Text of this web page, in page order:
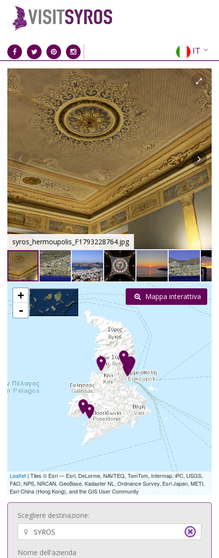
IT
EN
EL
FR
DE
ES
RU
CN
syros_hermoupolis_F1793228764.jpg
+
-
Leaflet | Tiles © Esri — Esri, DeLorme, NAVTEQ, TomTom, Intermap, iPC, USGS,
FAO, NPS, NRCAN, GeoBase, Kadaster NL, Ordnance Survey, Esri Japan, METI,
Esri China (Hong Kong), and the GIS User Community
Mappa interattiva
Scegliere destinazione:
Nome dell'azienda